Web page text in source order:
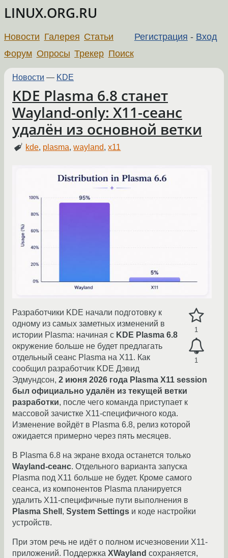
LINUX.ORG.RU
Регистрация - Вход
Новости Галерея Статьи
Форум Опросы Трекер Поиск
Новости — KDE
KDE Plasma 6.8 станет
Wayland-only: X11-сеанс
удалён из основной ветки
kde, plasma,wayland,x11
1
1
Разработчики KDE начали подготовку к
одному из самых заметных изменений в
истории Plasma: начиная с KDE Plasma 6.8
окружение больше не будет предлагать
отдельный сеанс Plasma на X11. Как
сообщил разработчик KDE Дэвид
Эдмундсон, 2 июня 2026 года Plasma X11 session
был официально удалён из текущей ветки
разработки, после чего команда приступает к
массовой зачистке X11-специфичного кода.
Изменение войдёт в Plasma 6.8, релиз которой
ожидается примерно через пять месяцев.
В Plasma 6.8 на экране входа останется только
Wayland-сеанс. Отдельного варианта запуска
Plasma под X11 больше не будет. Кроме самого
сеанса, из компонентов Plasma планируется
удалить X11-специфичные пути выполнения в
Plasma Shell , System Settings и коде настройки
устройств.
При этом речь не идёт о полном исчезновении X11-
приложений. Поддержка XWayland сохраняется,